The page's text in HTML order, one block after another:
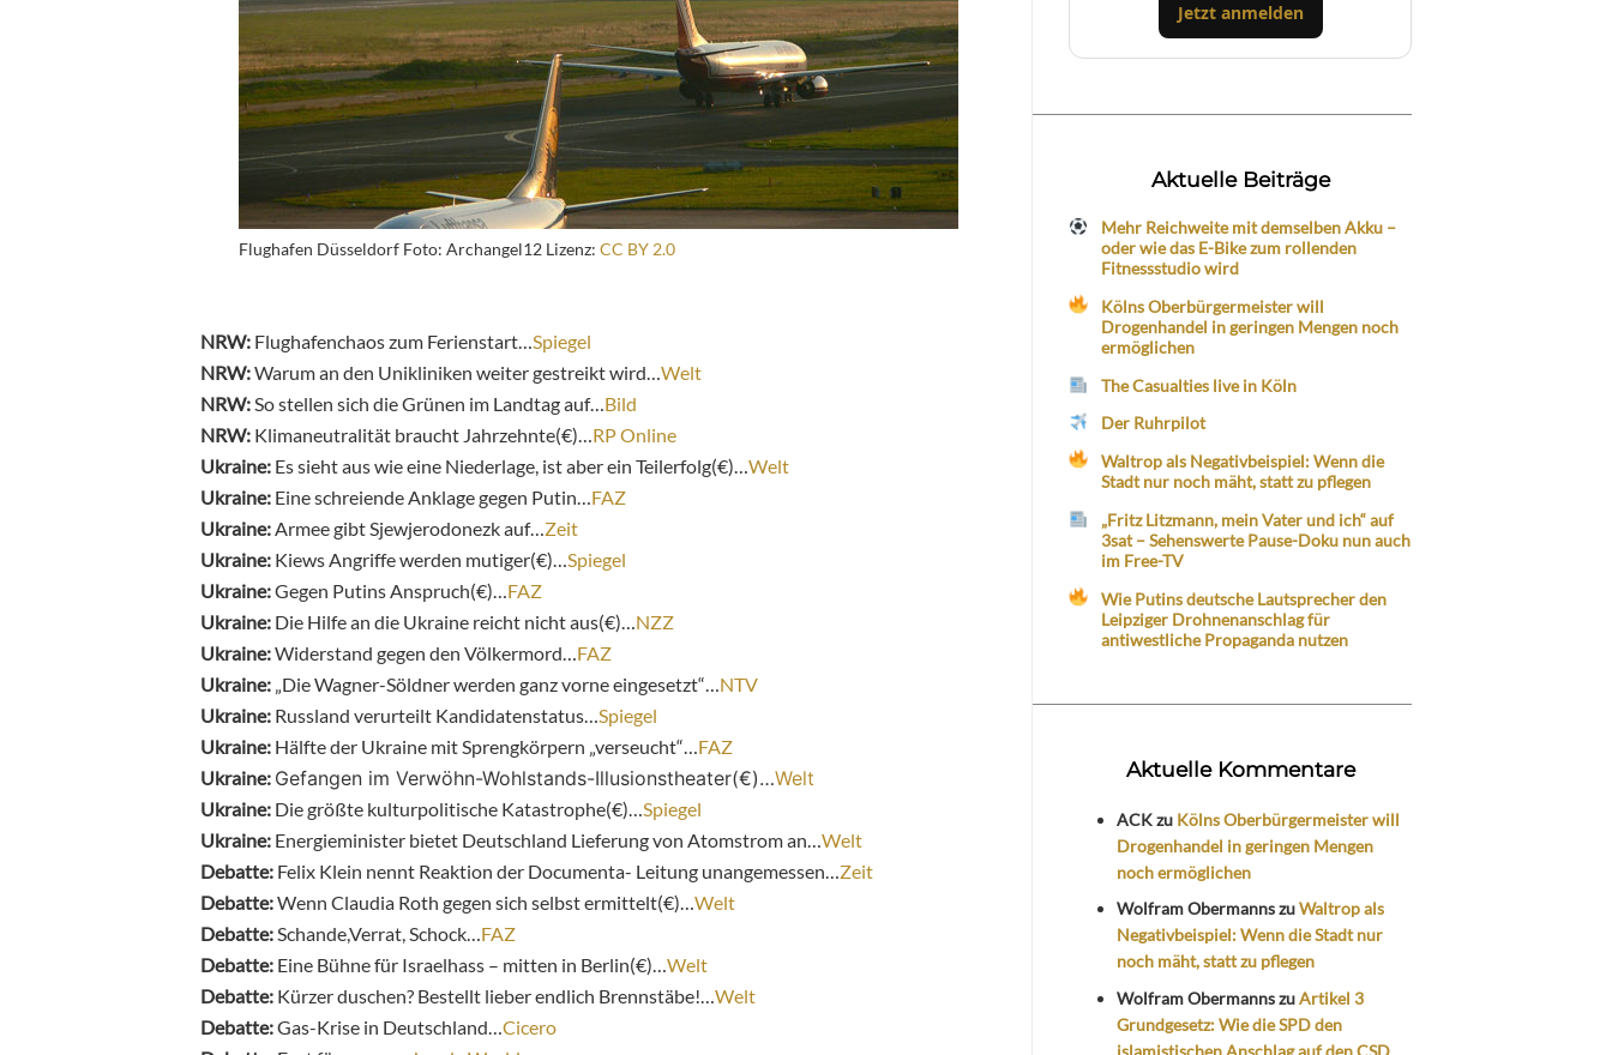
Flughafen Düsseldorf Foto: Archangel12 Lizenz: CC BY 2.0
NRW: Flughafenchaos zum Ferienstart… Spiegel
NRW:Warum an den Unikliniken weiter gestreikt wird… Welt
NRW: So stellen sich die Grünen im Landtag auf… Bild
NRW: Klimaneutralität braucht Jahrzehnte(€)… RP Online
Ukraine: Es sieht aus wie eine Niederlage, ist aber ein Teilerfolg(€)… Welt
Ukraine: Eine schreiende Anklage gegen Putin… FAZ
Ukraine: Armee gibt Sjewjerodonezk auf… Zeit
Ukraine: Kiews Angriffe werden mutiger(€)… Spiegel
Ukraine:Gegen Putins Anspruch(€)… FAZ
Ukraine: Die Hilfe an die Ukraine reicht nicht aus(€)… NZZ
Ukraine:Widerstand gegen den Völkermord… FAZ
Ukraine: „Die Wagner-Söldner werden ganz vorne eingesetzt“… NTV
Ukraine: Russland verurteilt Kandidatenstatus… Spiegel
Ukraine: Hälfte der Ukraine mit Sprengkörpern „verseucht“… FAZ
Ukraine: Gefangen im Verwöhn-Wohlstands-Illusionstheater(€)…Welt
Ukraine: Die größte kulturpolitische Katastrophe(€)… Spiegel
Ukraine: Energieminister bietet Deutschland Lieferung von Atomstrom an… Welt
Debatte: Felix Klein nennt Reaktion der Documenta- Leitung unangemessen… Zeit
Debatte:Wenn Claudia Roth gegen sich selbst ermittelt(€)… Welt
Debatte: Schande,Verrat, Schock… FAZ
Debatte: Eine Bühne für Israelhass – mitten in Berlin(€)… Welt
Debatte: Kürzer duschen? Bestellt lieber endlich Brennstäbe!… Welt
Debatte:Gas-Krise in Deutschland… Cicero
Jetzt anmelden
Aktuelle Beiträge
Mehr Reichweite mit demselben Akku –
oder wie das E-Bike zum rollenden
Fitnessstudio wird
Kölns Oberbürgermeister will
Drogenhandel in geringen Mengen noch
ermöglichen
The Casualties live in Köln
Der Ruhrpilot
Waltrop als Negativbeispiel: Wenn die
Stadt nur noch mäht, statt zu pflegen
„Fritz Litzmann, mein Vater und ich“ auf
3sat – Sehenswerte Pause-Doku nun auch
im Free-TV
Wie Putins deutsche Lautsprecher den
Leipziger Drohnenanschlag für
antiwestliche Propaganda nutzen
Aktuelle Kommentare
ACKzu Kölns Oberbürgermeister will
Drogenhandel in geringen Mengen
noch ermöglichen
Wolfram ObermannszuWaltrop als
Negativbeispiel: Wenn die Stadt nur
noch mäht, statt zu pflegen
Wolfram ObermannszuArtikel 3
Grundgesetz: Wie die SPD den